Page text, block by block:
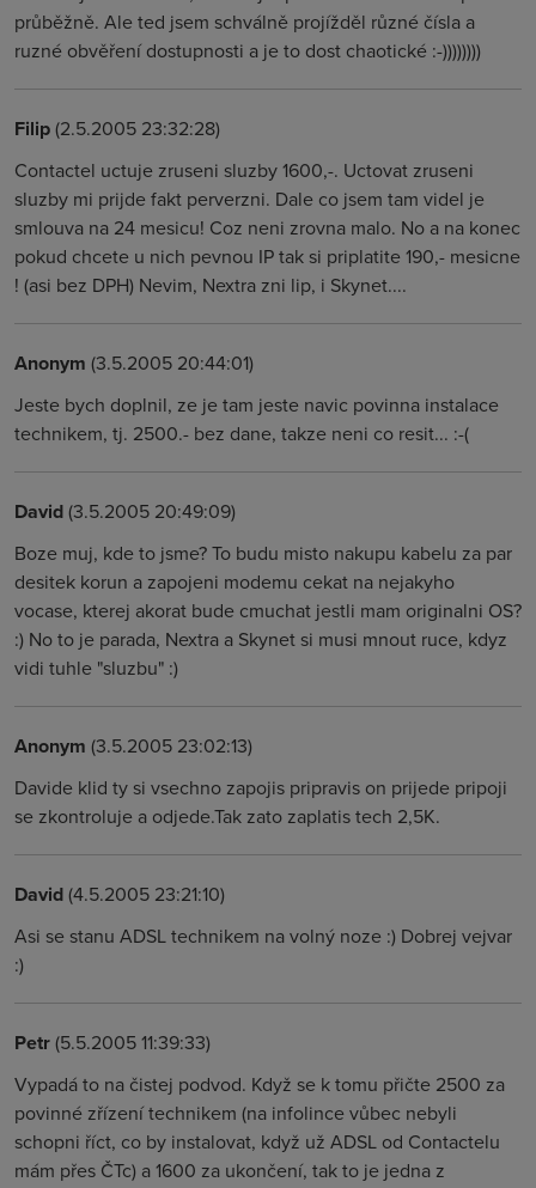
průběžně. Ale ted jsem schválně projížděl různé čísla a
ruzné obvěření dostupnosti a je to dost chaotické :-))))))))
Filip(2.5.2005 23:32:28)
Contactel uctuje zruseni sluzby 1600,-. Uctovat zruseni
sluzby mi prijde fakt perverzni. Dale co jsem tam videl je
smlouva na 24 mesicu! Coz neni zrovna malo. No a na konec
pokud chcete u nich pevnou IP tak si priplatite 190,- mesicne
! (asi bez DPH) Nevim, Nextra zni lip, i Skynet....
Anonym (3.5.2005 20:44:01)
Jeste bych doplnil, ze je tam jeste navic povinna instalace
technikem, tj. 2500.- bez dane, takze neni co resit... :-(
David(3.5.2005 20:49:09)
Boze muj, kde to jsme? To budu misto nakupu kabelu za par
desitek korun a zapojeni modemu cekat na nejakyho
vocase, kterej akorat bude cmuchat jestli mam originalni OS?
:) No to je parada, Nextra a Skynet si musi mnout ruce, kdyz
vidi tuhle "sluzbu" :)
Anonym (3.5.2005 23:02:13)
Davide klid ty si vsechno zapojis pripravis on prijede pripoji
se zkontroluje a odjede.Tak zato zaplatis tech 2,5K.
David(4.5.2005 23:21:10)
Asi se stanu ADSL technikem na volný noze :) Dobrej vejvar
:)
Petr(5.5.2005 11:39:33)
Vypadá to na čistej podvod. Když se k tomu přičte 2500 za
povinné zřízení technikem (na infolince vůbec nebyli
schopni říct, co by instalovat, když už ADSL od Contactelu
mám přes ČTc) a 1600 za ukončení, tak to je jedna z